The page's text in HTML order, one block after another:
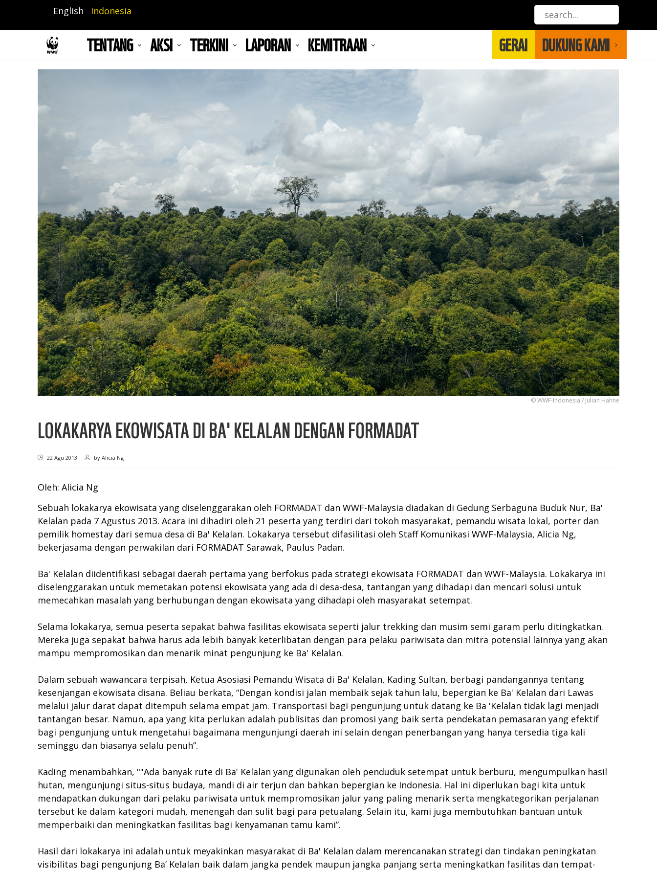
isi
English Indonesia
TENTANG AKSI TERKINI LAPORAN KEMITRAAN GERAI DUKUNG KAMI
© WWF-Indonesia / Julian Hahne
LOKAKARYA EKOWISATA DI BA' KELALAN DENGAN FORMADAT
22 Agu 2013 by Alicia Ng
Oleh: Alicia Ng
Sebuah lokakarya ekowisata yang diselenggarakan oleh FORMADAT dan WWF-Malaysia diadakan di Gedung Serbaguna Buduk Nur, Ba'
Kelalan pada 7 Agustus 2013. Acara ini dihadiri oleh 21 peserta yang terdiri dari tokoh masyarakat, pemandu wisata lokal, porter dan
pemilik homestay dari semua desa di Ba' Kelalan. Lokakarya tersebut difasilitasi oleh Staff Komunikasi WWF-Malaysia, Alicia Ng,
bekerjasama dengan perwakilan dari FORMADAT Sarawak, Paulus Padan.
Ba' Kelalan diidentifikasi sebagai daerah pertama yang berfokus pada strategi ekowisata FORMADAT dan WWF-Malaysia. Lokakarya ini
diselenggarakan untuk memetakan potensi ekowisata yang ada di desa-desa, tantangan yang dihadapi dan mencari solusi untuk
memecahkan masalah yang berhubungan dengan ekowisata yang dihadapi oleh masyarakat setempat.
Selama lokakarya, semua peserta sepakat bahwa fasilitas ekowisata seperti jalur trekking dan musim semi garam perlu ditingkatkan.
Mereka juga sepakat bahwa harus ada lebih banyak keterlibatan dengan para pelaku pariwisata dan mitra potensial lainnya yang akan
mampu mempromosikan dan menarik minat pengunjung ke Ba' Kelalan.
Dalam sebuah wawancara terpisah, Ketua Asosiasi Pemandu Wisata di Ba' Kelalan, Kading Sultan, berbagi pandangannya tentang
kesenjangan ekowisata disana. Beliau berkata, “Dengan kondisi jalan membaik sejak tahun lalu, bepergian ke Ba' Kelalan dari Lawas
melalui jalur darat dapat ditempuh selama empat jam. Transportasi bagi pengunjung untuk datang ke Ba 'Kelalan tidak lagi menjadi
tantangan besar. Namun, apa yang kita perlukan adalah publisitas dan promosi yang baik serta pendekatan pemasaran yang efektif
bagi pengunjung untuk mengetahui bagaimana mengunjungi daerah ini selain dengan penerbangan yang hanya tersedia tiga kali
seminggu dan biasanya selalu penuh”.
Kading menambahkan, ""Ada banyak rute di Ba' Kelalan yang digunakan oleh penduduk setempat untuk berburu, mengumpulkan hasil
hutan, mengunjungi situs-situs budaya, mandi di air terjun dan bahkan bepergian ke Indonesia. Hal ini diperlukan bagi kita untuk
mendapatkan dukungan dari pelaku pariwisata untuk mempromosikan jalur yang paling menarik serta mengkategorikan perjalanan
tersebut ke dalam kategori mudah, menengah dan sulit bagi para petualang. Selain itu, kami juga membutuhkan bantuan untuk
memperbaiki dan meningkatkan fasilitas bagi kenyamanan tamu kami”.
Hasil dari lokakarya ini adalah untuk meyakinkan masyarakat di Ba' Kelalan dalam merencanakan strategi dan tindakan peningkatan
visibilitas bagi pengunjung Ba’ Kelalan baik dalam jangka pendek maupun jangka panjang serta meningkatkan fasilitas dan tempat-